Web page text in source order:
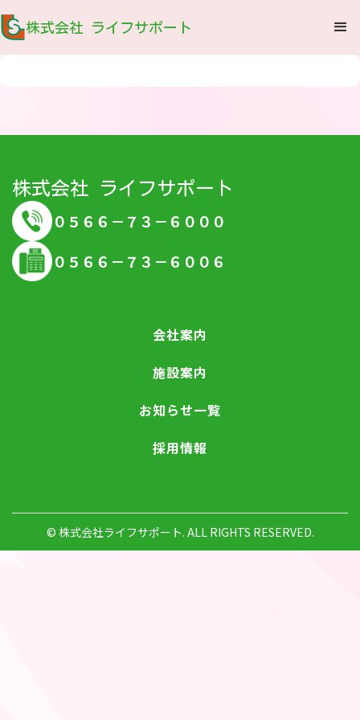
株式会社 ライフサポート
株式会社 ライフサポート
０５６６－７３－６０００
０５６６－７３－６００６
会社案内
施設案内
お知らせ一覧
採用情報
© 株式会社ライフサポート. ALL RIGHTS RESERVED.